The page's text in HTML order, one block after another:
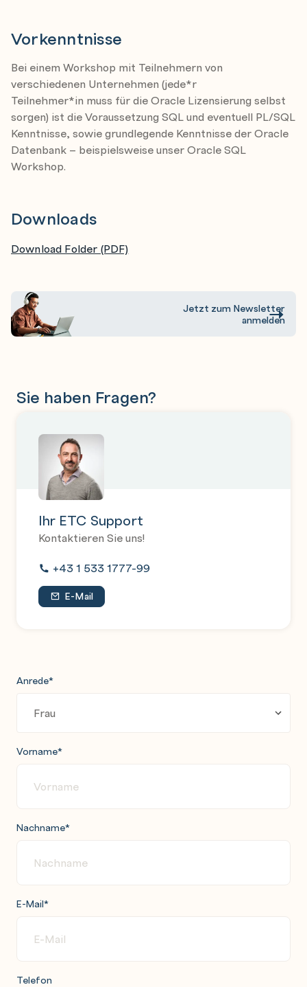
JSON in der Datenbank
Datentypen für JSON-Inhalte
Tabellen mit JSON Daten anlegen
Auf JSON Daten zugreifen
JSON Objekte erzeugen
Vorkenntnisse
Bei einem Workshop mit Teilnehmern von
verschiedenen Unternehmen (jede*r
Teilnehmer*in muss für die Oracle Lizensierung selbst
sorgen) ist die Voraussetzung SQL und eventuell PL/SQL
Kenntnisse, sowie grundlegende Kenntnisse der Oracle
Datenbank – beispielsweise unser Oracle SQL
Workshop.
Downloads
Download Folder (PDF)
Jetzt zum Newsletter
anmelden
Sie haben Fragen?
Ihr ETC Support
Kontaktieren Sie uns!
+43 1 533 1777-99
E-Mail
Anrede*
Vorname*
Nachname*
E-Mail*
Telefon